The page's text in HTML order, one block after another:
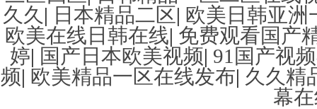
久久 | 日本精品二区| 欧美日韩亚洲
欧美在线日韩在线| 免费观看国产
婷| 国产日本欧美视频| 91国产视
频| 欧美精品一区在线发布| 久久精
幕